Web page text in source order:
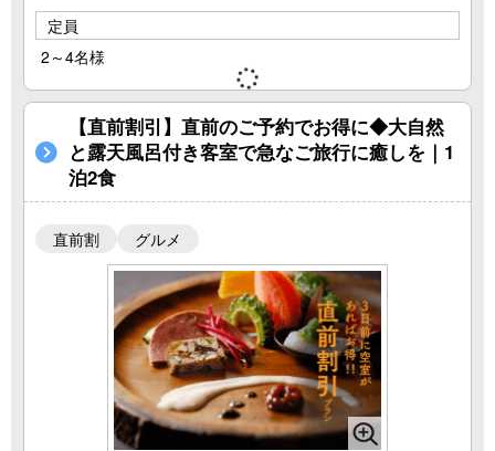
定員
2～4名様
【直前割引】直前のご予約でお得に◆大自然
と露天風呂付き客室で急なご旅行に癒しを｜1
泊2食
直前割 グルメ